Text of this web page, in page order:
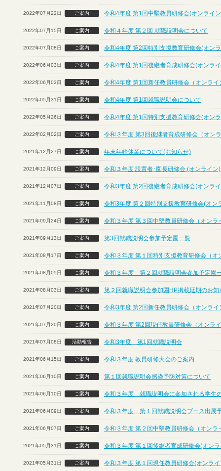
2022年07月22日 ご案内 令和4年度 第1回中堅教員研修会(オンライ
2022年07月15日 ご案内 令和４年度 第２回 就職説明会について
2022年07月08日 ご案内 令和4年度 第2回特別支援教育研修会(オン
2022年06月03日 ご案内 令和4年度 第1回後継者育成研修会(オンラ
2022年06月03日 ご案内 令和4年度 第1回新任教員研修会（オンライ
2022年05月31日 ご案内 令和4年度 第1回就職説明会について
2022年05月26日 ご案内 令和4年度 第1回特別支援教育研修会(オン
2022年02月02日 ご案内 令和３年度 第3回後継者育成研修会（オン
2021年12月27日 ご案内 年末年始休業について(お知らせ)
2021年12月09日 ご案内 令和３年度 設置者･園長研修会 (オンライン)
2021年12月07日 ご案内 令和3年度 第2回後継者育成研修会(オンラ
2021年11月08日 ご案内 令和3年度 第２回特別支援教育研修会(オン
2021年09月24日 ご案内 令和３年度 第３回中堅教員研修会（オンラ
2021年09月13日 ご案内 第3回就職説明会参加予定園一覧
2021年08月17日 ご案内 令和３年度 第１回特別支援教育研修会（オ
2021年08月05日 ご案内 令和３年度 第２回就職説明会参加予定園
2021年08月03日 ご案内 第２回就職説明会参加園HP掲載延期のお知
2021年07月20日 ご案内 令和3年度 第2回新任教員研修会（オンライ
2021年07月20日 ご案内 令和３年度 第2回現任教員研修会（オンラ
2021年07月08日 活動報告 令和3年度 第1回就職説明会
2021年06月15日 ご案内 令和３年度 教員研修大会のご案内
2021年06月10日 ご案内 第１回就職説明会感染予防対策について
2021年06月10日 ご案内 令和３年度 就職説明会に参加される学生
2021年06月09日 ご案内 令和３年度 第１回就職説明会ブース出展
2021年06月07日 ご案内 令和３年度 第２回中堅教員研修会（オンラ
2021年05月31日 ご案内 令和３年度 第１回後継者育成研修会(オン
2021年05月31日 ご案内 令和３年度 第１回現任教員研修会(オンラ